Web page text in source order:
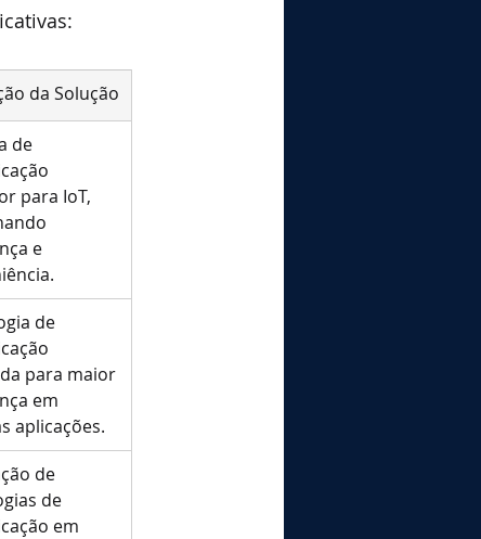
da Solução
de
para IoT,
e
de
para maior
em
aplicações.
de
de
em